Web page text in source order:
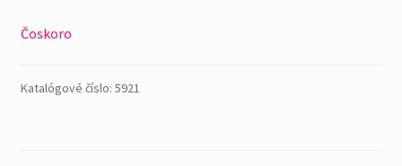
Čoskoro
Katalógové číslo: 5921